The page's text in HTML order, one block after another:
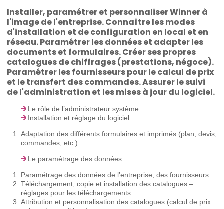
Installer, paramétrer et personnaliser Winner à
l'image de l'entreprise. Connaître les modes
d'installation et de configuration en local et en
réseau. Paramétrer les données et adapter les
documents et formulaires. Créer ses propres
catalogues de chiffrages (prestations, négoce).
Paramétrer les fournisseurs pour le calcul de prix
et le transfert des commandes. Assurer le suivi
de l'administration et les mises à jour du logiciel.
Le rôle de l’administrateur système
Installation et réglage du logiciel
Adaptation des différents formulaires et imprimés (plan, devis,
commandes, etc.)
Le paramétrage des données
Paramétrage des données de l’entreprise, des fournisseurs…
Téléchargement, copie et installation des catalogues –
réglages pour les téléchargements
Attribution et personnalisation des catalogues (calcul de prix